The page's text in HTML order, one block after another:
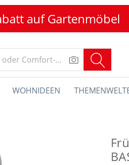
auf Gartenmöbel
WOHNIDEEN